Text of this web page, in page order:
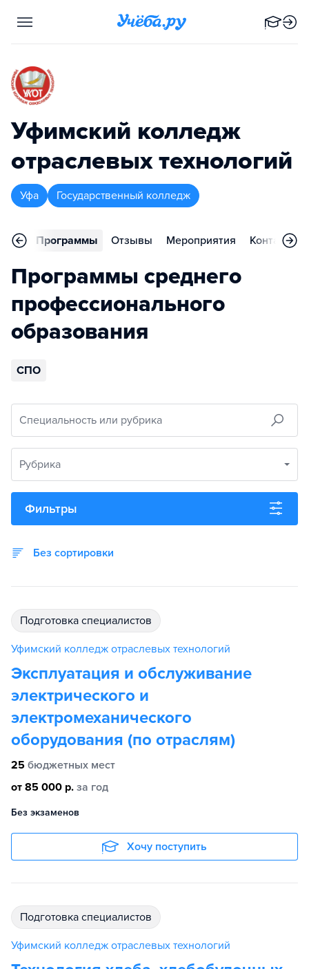
Уфимский колледж
отраслевых технологий
Уфа Государственный колледж
Программы Отзывы Мероприятия Контакты
Программы среднего
профессионального
образования
СПО
Специальность или рубрика
Рубрика
Фильтры
Без сортировки
подготовка специалистов
Уфимский колледж отраслевых технологий
Эксплуатация и обслуживание
электрического и
электромеханического
оборудования (по отраслям)
25 бюджетных мест
от 85 000 р. за год
Без экзаменов
Хочу поступить
подготовка специалистов
Уфимский колледж отраслевых технологий